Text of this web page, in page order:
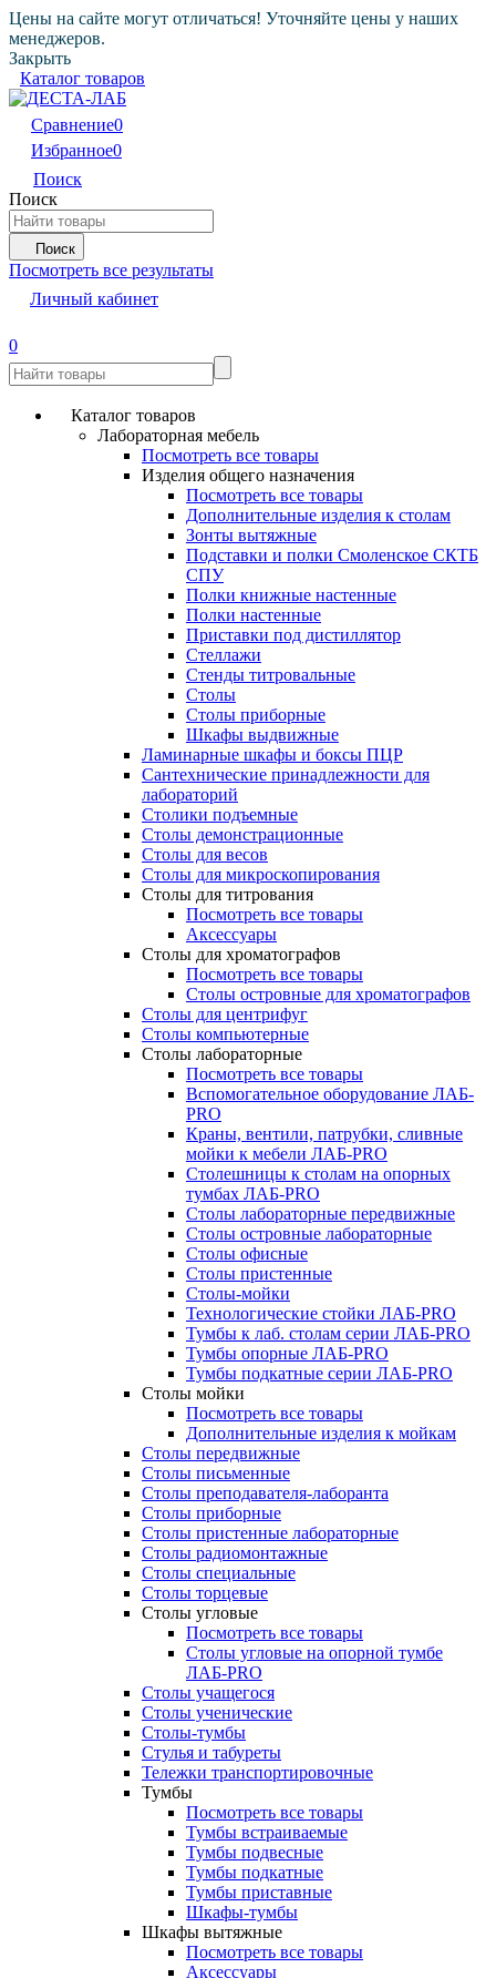
Цены на сайте могут отличаться! Уточняйте цены у наших
менеджеров.
Закрыть
Каталог товаров
Сравнение0
Избранное0
Поиск
Поиск
Поиск
Посмотреть все результаты
Личный кабинет
0
Каталог товаров
Лабораторная мебель
Посмотреть все товары
Изделия общего назначения
Посмотреть все товары
Дополнительные изделия к столам
Зонты вытяжные
Подставки и полки Смоленское СКТБ
СПУ
Полки книжные настенные
Полки настенные
Приставки под дистиллятор
Стеллажи
Стенды титровальные
Столы
Столы приборные
Шкафы выдвижные
Ламинарные шкафы и боксы ПЦР
Сантехнические принадлежности для
лабораторий
Столики подъемные
Столы демонстрационные
Столы для весов
Столы для микроскопирования
Столы для титрования
Посмотреть все товары
Аксессуары
Столы для хроматографов
Посмотреть все товары
Столы островные для хроматографов
Столы для центрифуг
Столы компьютерные
Столы лабораторные
Посмотреть все товары
Вспомогательное оборудование ЛАБ-
PRO
Краны, вентили, патрубки, сливные
мойки к мебели ЛАБ-PRO
Столешницы к столам на опорных
тумбах ЛАБ-PRO
Столы лабораторные передвижные
Столы островные лабораторные
Столы офисные
Столы пристенные
Столы-мойки
Технологические стойки ЛАБ-PRO
Тумбы к лаб. столам серии ЛАБ-PRO
Тумбы опорные ЛАБ-PRO
Тумбы подкатные серии ЛАБ-PRO
Столы мойки
Посмотреть все товары
Дополнительные изделия к мойкам
Столы передвижные
Столы письменные
Столы преподавателя-лаборанта
Столы приборные
Столы пристенные лабораторные
Столы радиомонтажные
Столы специальные
Столы торцевые
Столы угловые
Посмотреть все товары
Столы угловые на опорной тумбе
ЛАБ-PRO
Столы учащегося
Столы ученические
Столы-тумбы
Стулья и табуреты
Тележки транспортировочные
Тумбы
Посмотреть все товары
Тумбы встраиваемые
Тумбы подвесные
Тумбы подкатные
Тумбы приставные
Шкафы-тумбы
Шкафы вытяжные
Посмотреть все товары
Аксессуары